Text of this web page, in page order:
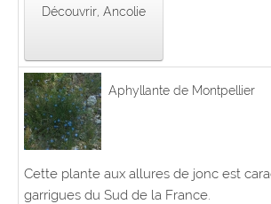
Découvrir, Ancolie
Aphyllante de Montpellier
Cette plante aux allures de jonc est
garrigues du Sud de la France.